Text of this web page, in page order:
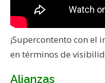
¡Supercontento con el
en términos de
Alianzas